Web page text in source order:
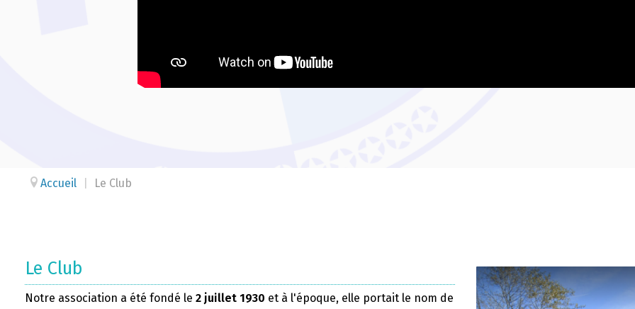
Accueil Le Club
Le Club
Notre association a été fondé le 2 juillet 1930 et à l'époque, elle portait le nom de